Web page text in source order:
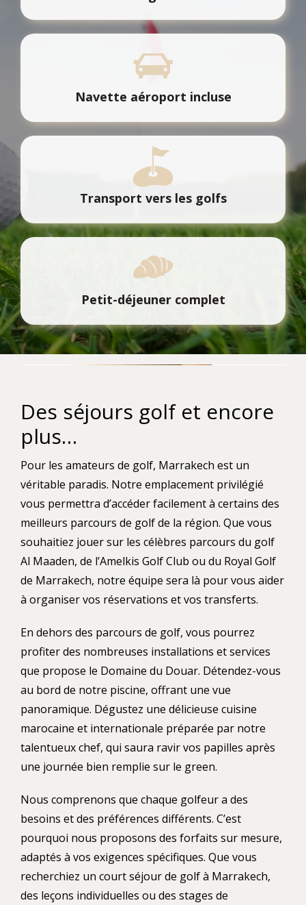
Navette aéroport incluse
Transport vers les golfs
Petit-déjeuner complet
Des séjours golf et encore
plus…
Pour les amateurs de golf, Marrakech est un
véritable paradis. Notre emplacement privilégié
vous permettra d’accéder facilement à certains des
meilleurs parcours de golf de la région. Que vous
souhaitiez jouer sur les célèbres parcours du golf
Al Maaden, de l’Amelkis Golf Club ou du Royal Golf
de Marrakech, notre équipe sera là pour vous aider
à organiser vos réservations et vos transferts.
En dehors des parcours de golf, vous pourrez
profiter des nombreuses installations et services
que propose le Domaine du Douar. Détendez-vous
au bord de notre piscine, offrant une vue
panoramique. Dégustez une délicieuse cuisine
marocaine et internationale préparée par notre
talentueux chef, qui saura ravir vos papilles après
une journée bien remplie sur le green.
Nous comprenons que chaque golfeur a des
besoins et des préférences différents. C’est
pourquoi nous proposons des forfaits sur mesure,
adaptés à vos exigences spécifiques. Que vous
recherchiez un court séjour de golf à Marrakech,
des leçons individuelles ou des stages de